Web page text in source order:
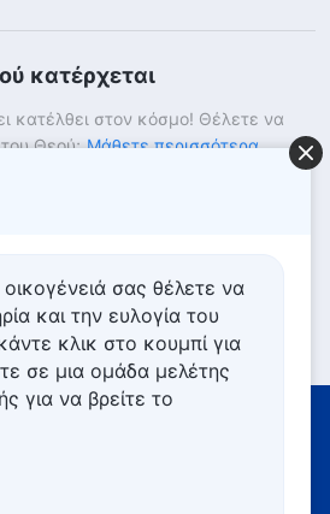
κατέρχεται
κατέλθει στον κόσμο! Θέλετε να
του Θεού; Μάθετε περισσότερα
μας μέσω Messenger
απορρήτου
σας θέλετε να
και την ευλογία του
κλικ στο κουμπί για
σε μια ομάδα μελέτης
για να βρείτε το